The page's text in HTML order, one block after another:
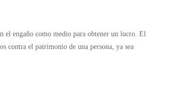
el engaño como medio para obtener un lucro. El
contra el patrimonio de una persona, ya sea